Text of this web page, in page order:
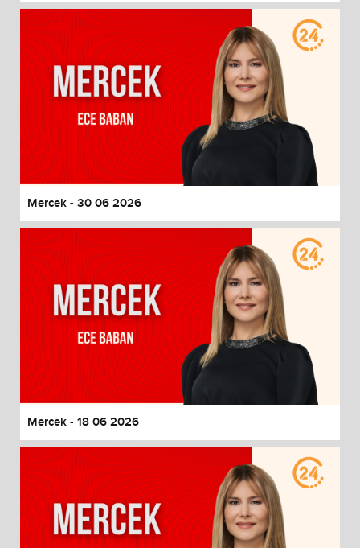
Mercek - 30 06 2026
Mercek - 18 06 2026